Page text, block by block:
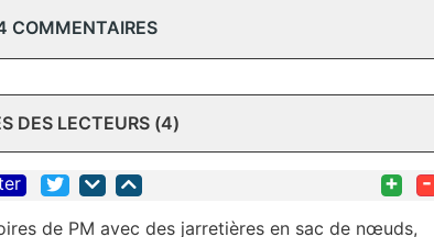
COMMENTAIRES
DES LECTEURS (4)
+ -
de PM avec des jarretières en sac de nœuds,